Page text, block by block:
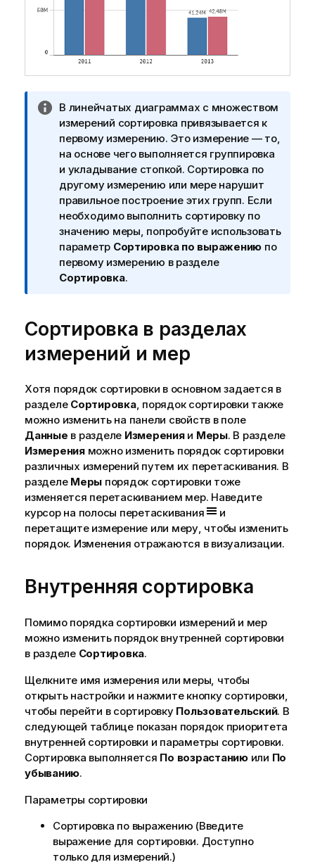
П
р
и
м
е
ч
а
н
и
е
к
и
о
р
м
ц
и
и
В линейчатых диаграммах с множеством
измерений сортировка привязывается к
первому измерению. Это измерение — то,
на основе чего выполняется группировка
и укладывание стопкой. Сортировка по
другому измерению или мере нарушит
правильное построение этих групп. Если
необходимо выполнить сортировку по
значению меры, попробуйте использовать
параметр Сортировка по выражению по
первому измерению в разделе
Сортировка.
Сортировка в разделах
измерений и мер
Хотя порядок сортировки в основном задается в
разделе Сортировка, порядок сортировки также
можно изменить на панели свойств в поле
Данные в разделе Измеренияи Меры. В разделе
Измеренияможно изменить порядок сортировки
различных измерений путем их перетаскивания. В
разделе Меры порядок сортировки тоже
изменяется перетаскиванием мер. Наведите
курсор на полосы перетаскивания
и
перетащите измерение или меру, чтобы изменить
порядок. Изменения отражаются в визуализации.
Внутренняя сортировка
Помимо порядка сортировки измерений и мер
можно изменить порядок внутренней сортировки
в разделе Сортировка.
Щелкните имя измерения или меры, чтобы
открыть настройки и нажмите кнопку сортировки,
чтобы перейти в сортировку Пользовательский. В
следующей таблице показан порядок приоритета
внутренней сортировки и параметры сортировки.
Сортировка выполняется По возрастаниюили По
убыванию.
Параметры сортировки
Сортировка по выражению (Введите
выражение для сортировки. Доступно
только для измерений.)